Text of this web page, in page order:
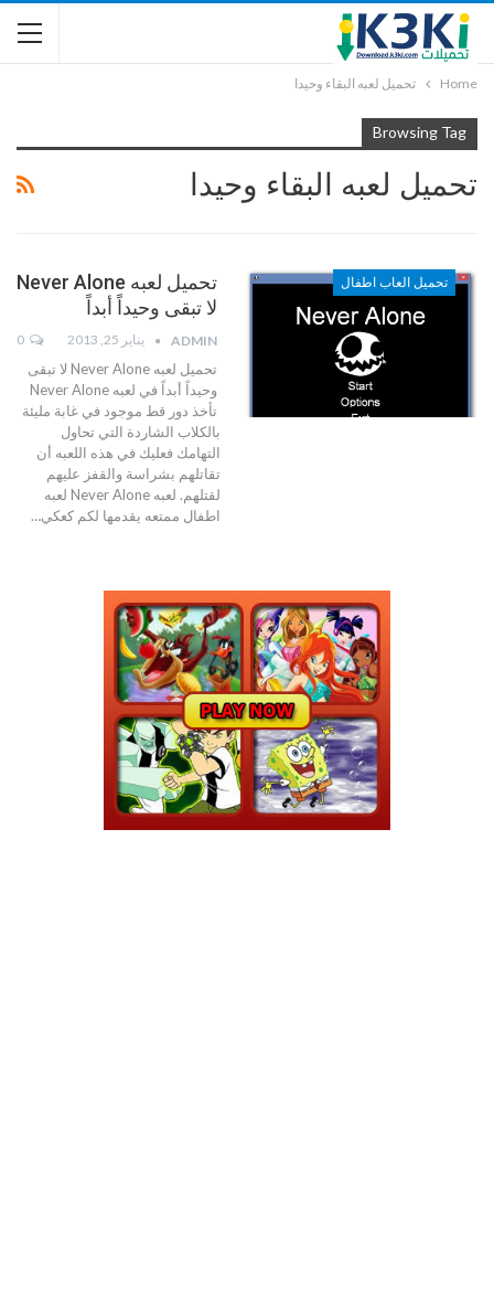
Home تحميل لعبه البقاء وحيدا
Browsing Tag
تحميل لعبه البقاء وحيدا
تحميل العاب اطفال
تحميل لعبه Never Alone
لا تبقى وحيداً أبداً
ADMIN يناير 25, 2013
تحميل لعبه Never Alone لا تبقى
وحيداً أبداً في لعبه Never Alone
تأخذ دور قط موجود في غابة مليئة
بالكلاب الشاردة التي تحاول
التهامك فعليك في هذه اللعبه أن
تقاتلهم بشراسة والقفز عليهم
لقتلهم. لعبه Never Alone لعبه
اطفال ممتعه يقدمها لكم كعكي…